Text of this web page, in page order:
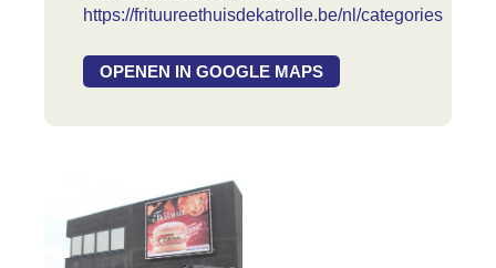
https://frituureethuisdekatrolle.be/nl/categories
OPENEN IN GOOGLE MAPS